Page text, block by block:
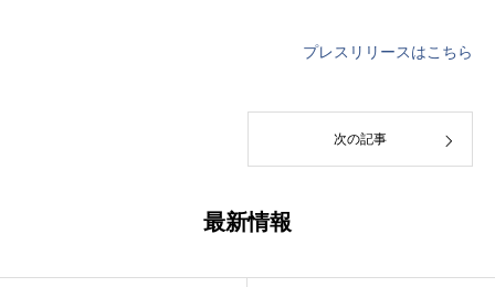
プレスリリースはこちら
次の記事
最新情報